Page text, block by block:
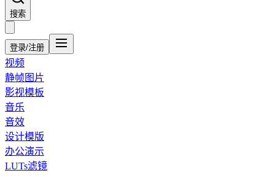
搜索
登录/注册
视频
静帧图片
影视模板
音乐
音效
设计模版
办公演示
LUTs滤镜